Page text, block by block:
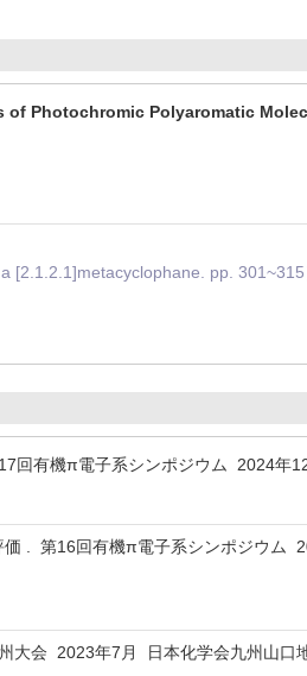
of Photochromic Polyaromatic
[2.1.2.1]metacyclophane. pp. 301~315
回有機π電子系シンポジウム 2024年
. 第16回有機π電子系シンポジウム
大会 2023年7月 日本化学会九州山口